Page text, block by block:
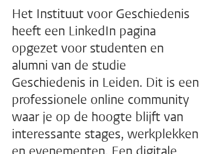
Het Instituut voor Geschiedenis
heeft een LinkedIn pagina
opgezet voor studenten en
alumni van de studie
Geschiedenis in Leiden. Dit is een
professionele online community
waar je op de hoogte blijft van
interessante stages, werkplekken